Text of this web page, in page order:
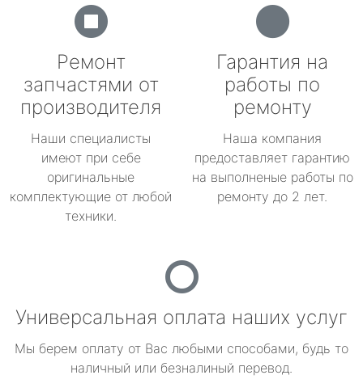
Ремонт
запчастями от
производителя
Наши специалисты
имеют при себе
оригинальные
комплектующие от любой
техники.
Гарантия на
работы по
ремонту
Наша компания
предоставляет гарантию
на выполненые работы по
ремонту до 2 лет.
Универсальная оплата наших услуг
Мы берем оплату от Вас любыми способами, будь то
наличный или безналиный перевод.